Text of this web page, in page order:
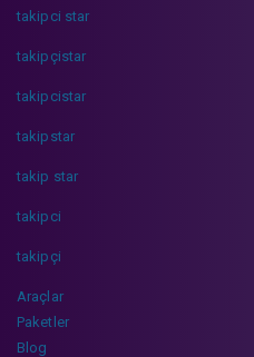
takipci star
takipçistar
takipcistar
takipstar
takip star
takipci
takipçi
Araçlar
Paketler
Blog